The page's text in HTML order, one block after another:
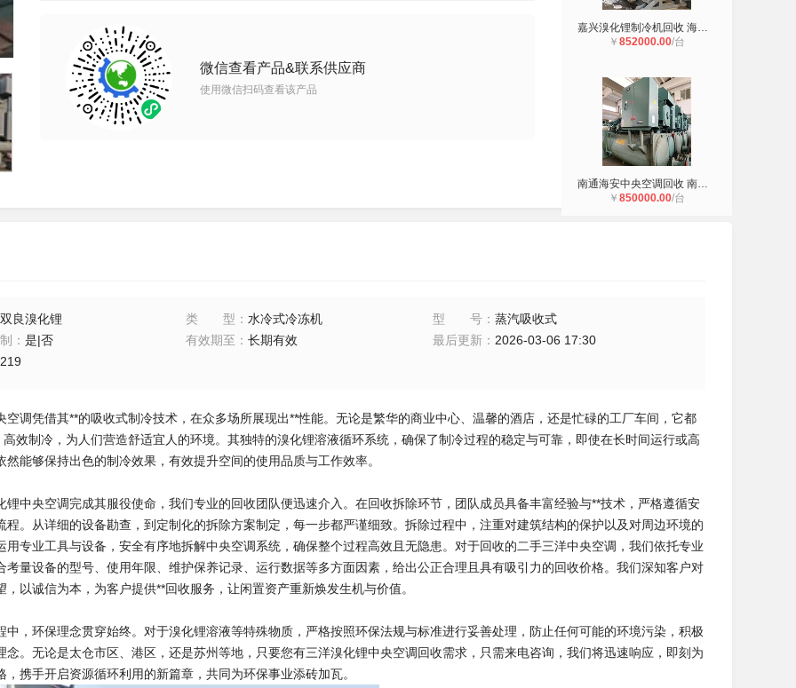
微信查看产品&联系供应商
使用微信扫码查看该产品
嘉兴溴化锂制冷机回收 海宁三洋溴化
￥ 852000.00/台
南通海安中央空调回收 南通堃霖中央
￥ 850000.00/台
双良溴化锂 类型 ： 水冷式冷冻机 型号 ：蒸汽吸收式
： 是|否 有效期至 ： 长期有效 最后更新 ： 2026-03-06 17:30
219
空调凭借其**的吸收式制冷技术，在众多场所展现出**性能。无论是繁华的商业中心、温馨的酒店，还是忙碌的工厂车间，它都
高效制冷，为人们营造舒适宜人的环境。其独特的溴化锂溶液循环系统，确保了制冷过程的稳定与可靠，即使在长时间运行或高
然能够保持出色的制冷效果，有效提升空间的使用品质与工作效率。
锂中央空调完成其服役使命，我们专业的回收团队便迅速介入。在回收拆除环节，团队成员具备丰富经验与**技术，严格遵循安
程。从详细的设备勘查，到定制化的拆除方案制定，每一步都严谨细致。拆除过程中，注重对建筑结构的保护以及对周边环境的
用专业工具与设备，安全有序地拆解中央空调系统，确保整个过程高效且无隐患。对于回收的二手三洋中央空调，我们依托专业
考量设备的型号、使用年限、维护保养记录、运行数据等多方面因素，给出公正合理且具有吸引力的回收价格。我们深知客户对
，以诚信为本，为客户提供**回收服务，让闲置资产重新焕发生机与价值。
中，环保理念贯穿始终。对于溴化锂溶液等特殊物质，严格按照环保法规与标准进行妥善处理，防止任何可能的环境污染，积极
念。无论是太仓市区、港区，还是苏州等地，只要您有三洋溴化锂中央空调回收需求，只需来电咨询，我们将迅速响应，即刻为
，携手开启资源循环利用的新篇章，共同为环保事业添砖加瓦。